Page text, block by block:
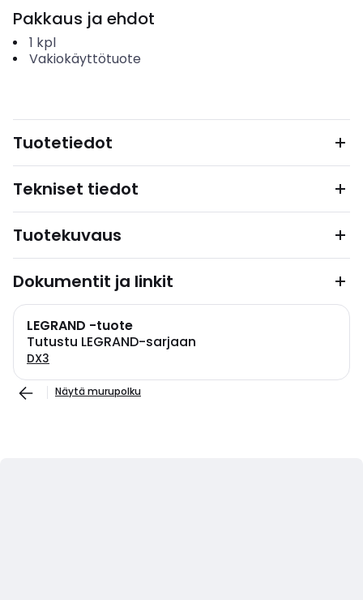
Pakkaus ja ehdot
1 kpl
Vakiokäyttötuote
Tuotetiedot
Tekniset tiedot
Tuotekuvaus
Dokumentit ja linkit
LEGRAND -tuote
Tutustu LEGRAND-sarjaan
DX3
Näytä murupolku